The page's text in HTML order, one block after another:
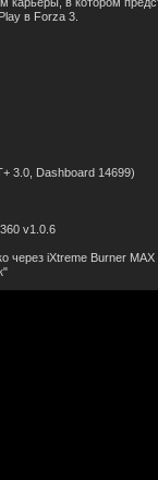
в Forza 3.
3.0, Dashboard 14699)
v1.0.6
через iXtreme Burner